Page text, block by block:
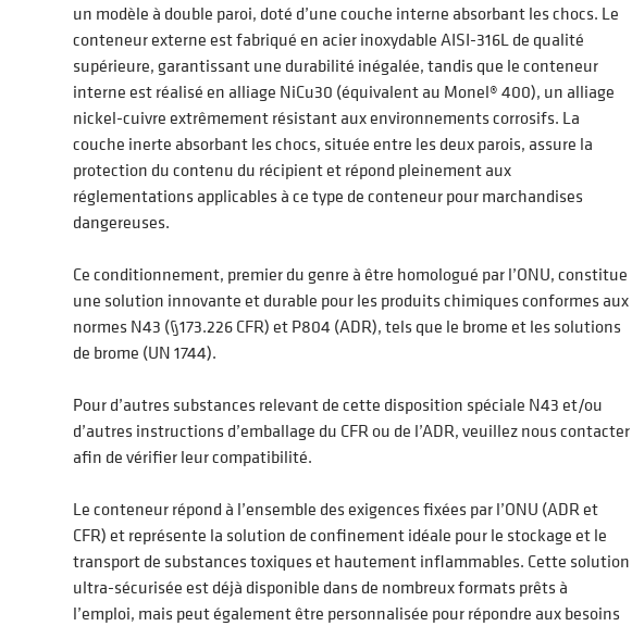
un modèle à double paroi, doté d’une couche interne absorbant les chocs. Le
conteneur externe est fabriqué en acier inoxydable AISI-316L de qualité
supérieure, garantissant une durabilité inégalée, tandis que le conteneur
interne est réalisé en alliage NiCu30 (équivalent au Monel® 400), un alliage
nickel-cuivre extrêmement résistant aux environnements corrosifs. La
couche inerte absorbant les chocs, située entre les deux parois, assure la
protection du contenu du récipient et répond pleinement aux
réglementations applicables à ce type de conteneur pour marchandises
dangereuses.
Ce conditionnement, premier du genre à être homologué par l’ONU, constitue
une solution innovante et durable pour les produits chimiques conformes aux
normes N43 (§173.226 CFR) et P804 (ADR), tels que le brome et les solutions
de brome (UN 1744).
Pour d’autres substances relevant de cette disposition spéciale N43 et/ou
d’autres instructions d’emballage du CFR ou de l’ADR, veuillez nous contacter
afin de vérifier leur compatibilité.
Le conteneur répond à l’ensemble des exigences fixées par l’ONU (ADR et
CFR) et représente la solution de confinement idéale pour le stockage et le
transport de substances toxiques et hautement inflammables. Cette solution
ultra-sécurisée est déjà disponible dans de nombreux formats prêts à
l’emploi, mais peut également être personnalisée pour répondre aux besoins